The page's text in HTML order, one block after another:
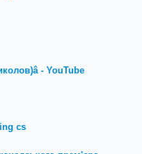
- YouTube
cs